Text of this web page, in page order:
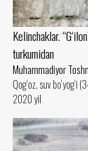
Kelinchaklar.
turkumidan
Muhammadiyor
Qog‘oz, suv bo‘yog‘i
2020 yil